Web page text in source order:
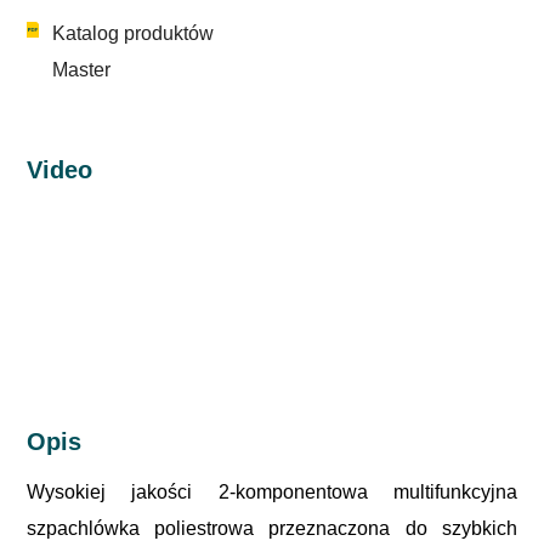
Katalog produktów
Master
Video
Opis
Wysokiej jakości 2-komponentowa multifunkcyjna
szpachlówka poliestrowa przeznaczona do szybkich